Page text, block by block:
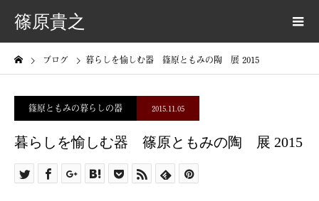
篠原貴之
ブログ 暮らしを愉しむ器 篠原ともみの陶 展 2015
篠原ともみの暮らしの器 2015.11.05
暮らしを愉しむ器 篠原ともみの陶 展 2015